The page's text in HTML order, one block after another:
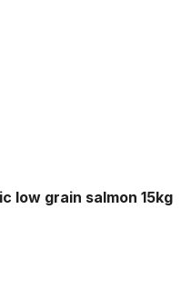
low grain salmon 15kg